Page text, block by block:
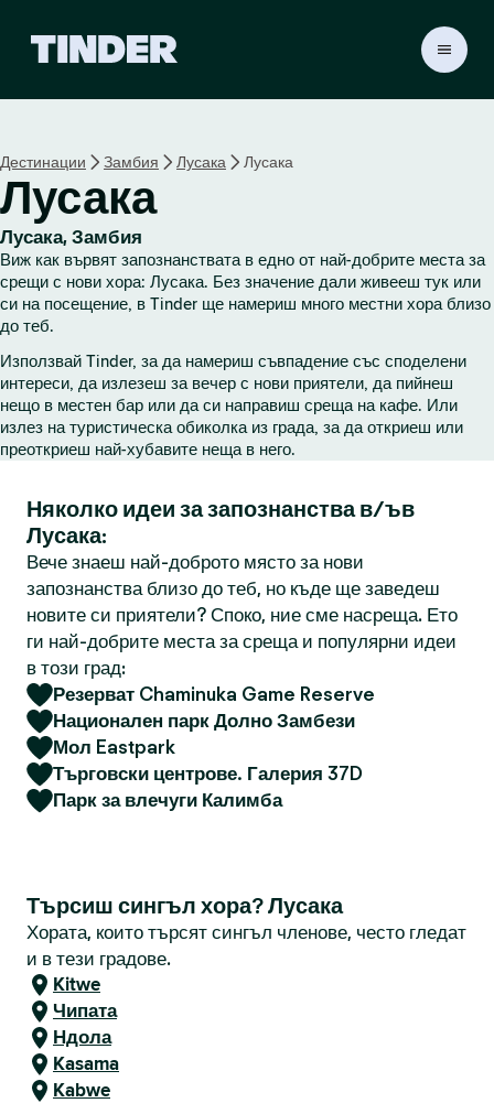
r
а
л
о
Дестинации Замбия Лусака Лусака
Лусака
Лусака, Замбия
Виж как вървят запознанствата в едно от най-добрите места за
срещи с нови хора: Лусака. Без значение дали живееш тук или
си на посещение, в Tinder ще намериш много местни хора близо
до теб.
Използвай Tinder, за да намериш съвпадение със споделени
интереси, да излезеш за вечер с нови приятели, да пийнеш
нещо в местен бар или да си направиш среща на кафе. Или
излез на туристическа обиколка из града, за да откриеш или
преоткриеш най-хубавите неща в него.
Няколко идеи за запознанства в/ъв
Лусака:
Вече знаеш най-доброто място за нови
запознанства близо до теб, но къде ще заведеш
новите си приятели? Споко, ние сме насреща. Ето
ги най-добрите места за среща и популярни идеи
в този град:
Резерват Chaminuka Game Reserve
Национален парк Долно Замбези
Мол Eastpark
Търговски центрове. Галерия 37D
Парк за влечуги Калимба
Търсиш сингъл хора? Лусака
Хората, които търсят сингъл членове, често гледат
и в тези градове.
Kitwe
Чипата
Ндола
Kasama
Kabwe